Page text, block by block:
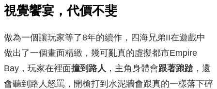
視覺饗宴，代價不斐
做為一個讓玩家等了8年的續作，四海兄弟II在遊戲中
做出了一個畫面精緻，幾可亂真的虛擬都市Empire
Bay，玩家在裡面撞到路人 ，主角身體會跟著踉蹌 ，還
會聽到路人怒罵，開槍打到水泥牆會跟真的一樣落下碎